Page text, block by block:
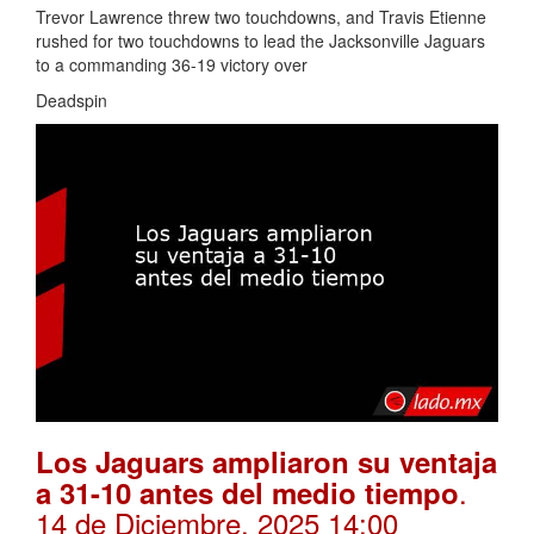
Trevor Lawrence threw two touchdowns, and Travis Etienne
rushed for two touchdowns to lead the Jacksonville Jaguars
to a commanding 36-19 victory over
Deadspin
Los Jaguars ampliaron su ventaja
a 31-10 antes del medio tiempo.
14 de Diciembre, 2025 14:00